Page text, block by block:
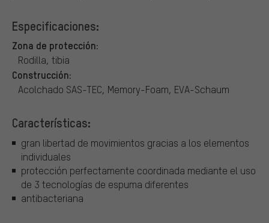
Especificaciones:
Zona de protección:
Rodilla, tibia
Construcción:
Acolchado SAS-TEC, Memory-Foam, EVA-Schaum
Características:
gran libertad de movimientos gracias a los elementos
individuales
protección perfectamente coordinada mediante el uso
de 3 tecnologías de espuma diferentes
antibacteriana